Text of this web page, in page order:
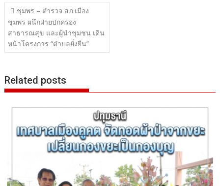
แนะแนว
เรื่อง
ชุมพร – ตำรวจ สภ.เมือง
ชุมพร ผนึกฝ่ายปกครอง
สาธารณสุข และผู้นำชุมชน เดิน
หน้าโครงการ “ตำบลยั่งยืน”
Related posts